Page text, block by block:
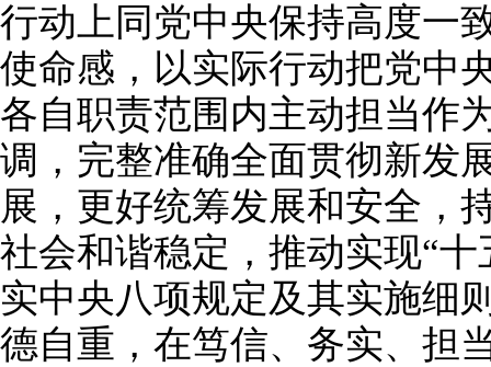
行动上同党中央保持高度一
使命感，以实际行动把党中
各自职责范围内主动担当作
调，完整准确全面贯彻新发
展，更好统筹发展和安全，
社会和谐稳定，推动实现“
实中央八项规定及其实施细
德自重，在笃信、务实、担